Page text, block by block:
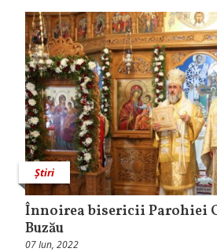
Știri
Înnoirea bisericii Parohiei
Buzău
07 Iun, 2022